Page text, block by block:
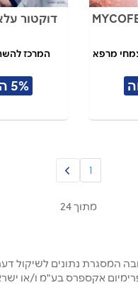
מרפא
דוקטור
המרכז
5% הנחה
1
מתוך 24
המסגרת נתונים לשיקול
אקספרס בע"מ ו/או